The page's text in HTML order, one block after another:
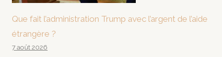
Que fait l’administration Trump avec l’argent de l’aide
étrangère ?
7 août 2026